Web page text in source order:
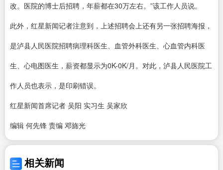
改。医院的博士后招聘，年薪都在30万左右。”该工作人员说。
此外，红星新闻记者注意到，上述招聘会上还有另一张招聘海报，
是泸县人民医院招聘病理科医生、血管外科医生、心血管内科医
生、心电图医生，薪资都显示为0K-0K/月。对此，泸县人民医院工
作人员也表示，是印刷错误。
红星新闻首席记者 吴阳 实习生 吴家欣
编辑 何先锋 责编 邓旆光
相关新闻